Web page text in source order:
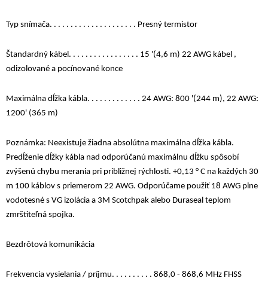
Typ snímača. . . . . . . . . . . . . . . . . . . . . Presný termistor
Štandardný kábel. . . . . . . . . . . . . . . . . 15 '(4,6 m) 22 AWG kábel ,
odizolované a pocínované konce
Maximálna dĺžka kábla. . . . . . . . . . . . . 24 AWG: 800 '(244 m), 22 AWG:
1200' (365 m)
Poznámka: Neexistuje žiadna absolútna maximálna dĺžka kábla.
Predĺženie dĺžky kábla nad odporúčanú maximálnu dĺžku spôsobí
zvýšenú chybu merania pri približnej rýchlosti. +0,13 ° C na každých 30
m 100 káblov s priemerom 22 AWG. Odporúčame použiť 18 AWG plne
vodotesné s VG izolácia a 3M Scotchpak alebo Duraseal teplom
zmrštiteľná spojka.
Bezdrôtová komunikácia
Frekvencia vysielania / príjmu. . . . . . . . . . 868,0 - 868,6 MHz FHSS